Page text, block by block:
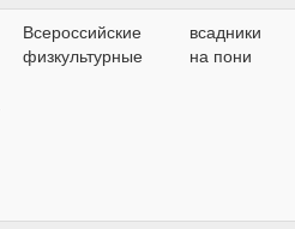
Всероссийские
физкультурные
всадники
на пони